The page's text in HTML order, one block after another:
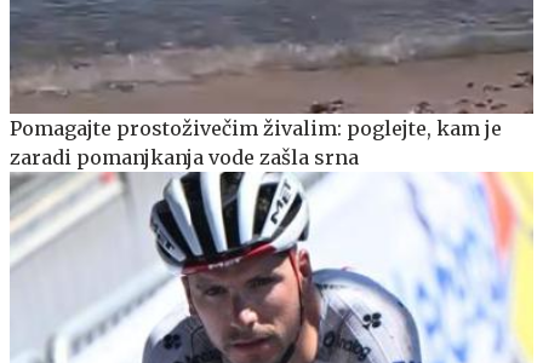
Pomagajte prostoživečim živalim: poglejte, kam je
zaradi pomanjkanja vode zašla srna